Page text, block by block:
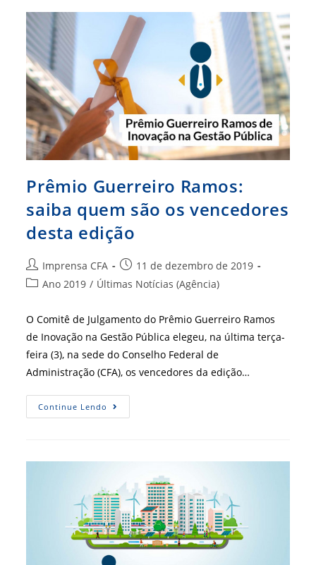
Prêmio
CFA
Guerreiro
Ramos
Prêmio Guerreiro Ramos:
saiba quem são os vencedores
desta edição
Autor
do
Imprensa CFA
Post
publicado:
11 de dezembro de 2019
Categoria
Ano 2019 / Últimas Notícias (Agência)
O Comitê de Julgamento do Prêmio Guerreiro Ramos
de Inovação na Gestão Pública elegeu, na última terça-
feira (3), na sede do Conselho Federal de
Administração (CFA), os vencedores da edição…
Continue Lendo Prêmio
Guerreiro
Os
Vencedores
Desta
Edição